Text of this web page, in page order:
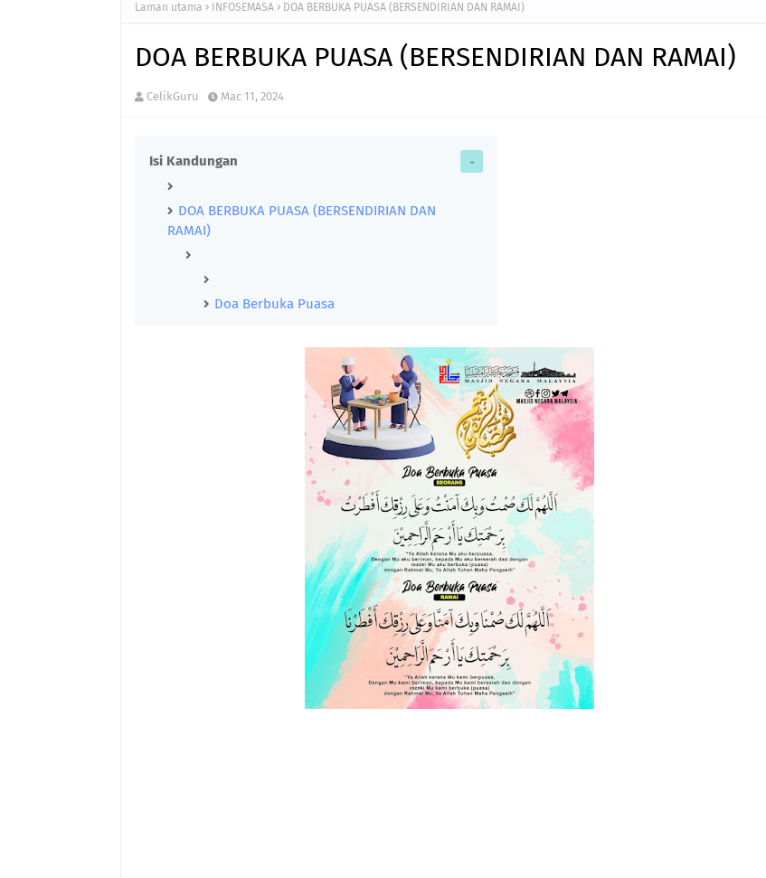
Laman utama INFOSEMASA DOA BERBUKA PUASA (BERSENDIRIAN DAN RAMAI)
DOA BERBUKA PUASA (BERSENDIRIAN DAN RAMAI)
CelikGuru Mac 11, 2024
Isi Kandungan
DOA BERBUKA PUASA (BERSENDIRIAN DAN
RAMAI)
Doa Berbuka Puasa